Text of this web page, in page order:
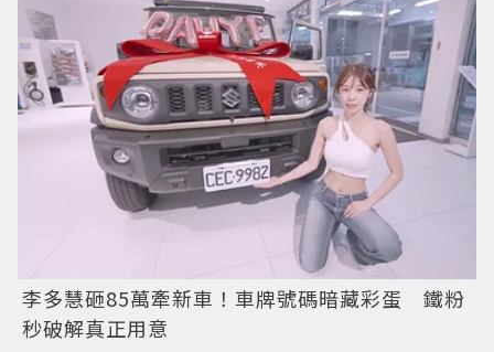
李多慧砸85萬牽新車！車牌號碼暗藏彩蛋 鐵粉
秒破解真正用意